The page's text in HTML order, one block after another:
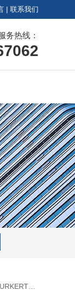
| 联系我们
务热线：
传感器